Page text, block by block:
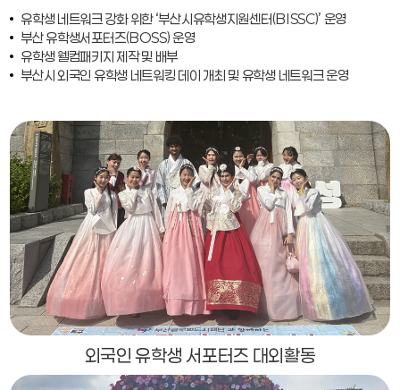
유학생 네트워크 강화 위한 ‘부산시유학생지원센터(BISSC)’ 운영
부산 유학생서포터즈(BOSS) 운영
유학생 웰컴패키지 제작 및 배부
부산시 외국인 유학생 네트워킹 데이 개최 및 유학생 네트워크 운영
외국인 유학생 서포터즈 대외활동